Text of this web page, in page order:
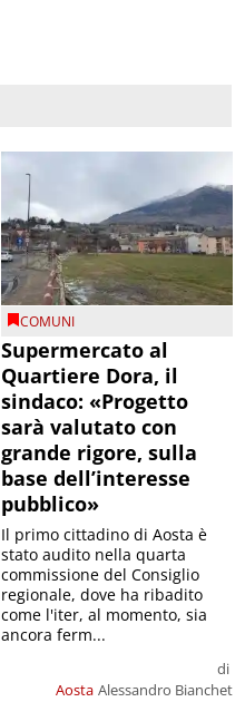
COMUNI
Supermercato al
Quartiere Dora, il
sindaco: «Progetto
sarà valutato con
grande rigore, sulla
base dell’interesse
pubblico»
Aosta
di
Alessandro Bianchet
Il primo cittadino di Aosta è
stato audito nella quarta
commissione del Consiglio
regionale, dove ha ribadito
come l'iter, al momento, sia
ancora ferm...